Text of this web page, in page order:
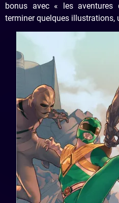
bonus avec « les
terminer quelques illustrations,